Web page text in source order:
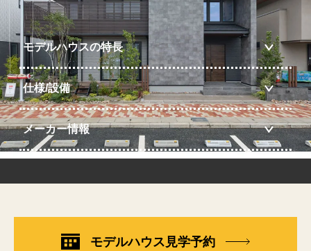
モデルハウスの特長
仕様/設備
メーカー情報
モデルハウス見学予約